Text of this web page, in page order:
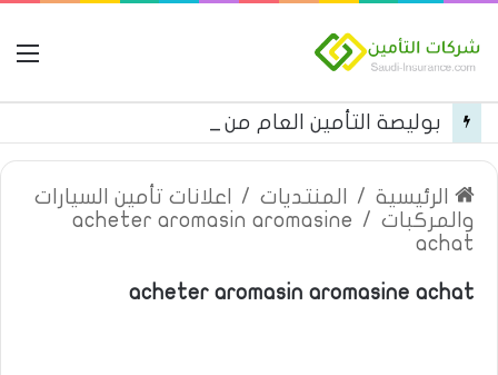
الرئيسية / المنتديات /
اعلانات تأمين السيارات
والمركبات /
acheter aromasin aromasine
achat
acheter aromasin aromasine achat